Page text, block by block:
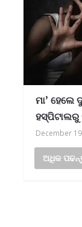
ମା’ ହେଲେ
ହସ୍ପିଟାଲରୁ
December
ଅଧିକ